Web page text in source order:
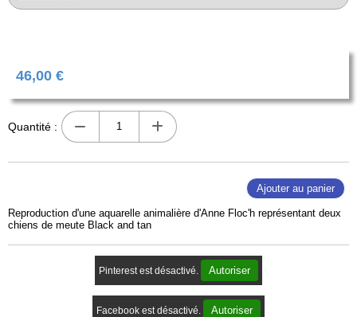
46,00 €
Quantité :
Ajouter au panier
Reproduction d'une aquarelle animalière d'Anne Floc'h représentant deux
chiens de meute Black and tan
Pinterest est désactivé. Autoriser
Facebook est désactivé. Autoriser